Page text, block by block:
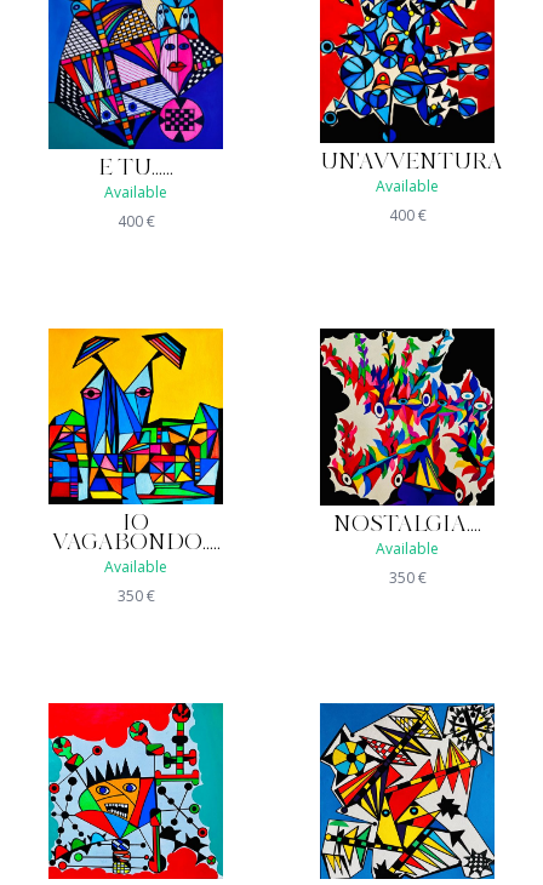
E TU......
Available
400€
UN'AVVENTURA
Available
400€
IO
VAGABONDO.....
Available
350€
NOSTALGIA....
Available
350€